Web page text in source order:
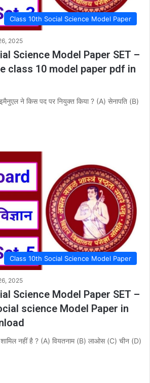
Class 10th Social Science Model Paper
2025
Science Model Paper SET –
class 10 model paper pdf in
इमैनुएल ने किस पद पर नियुक्त किया ? (A) सेनापति (B)
Class 10th Social Science Model Paper
2025
Science Model Paper SET –
science Model Paper in
शामिल नहीं है ? (A) वियतनाम (B) लाओस (C) चीन (D)